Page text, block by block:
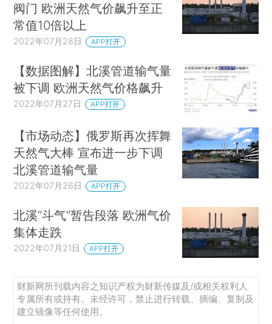
阀门 欧洲天然气价飙升至正
常值10倍以上
2022年07月28日 APP打开
【数据图解】北溪管道输气量
被下调 欧洲天然气价格飙升
2022年07月27日 APP打开
【市场动态】俄罗斯再次挥舞
天然气大棒 宣布进一步下调
北溪管道输气量
2022年07月26日 APP打开
北溪“斗气”暂告段落 欧洲气价
集体走跌
2022年07月21日 APP打开
财新网所刊载内容之知识产权为财新传媒及/或相关权利人
专属所有或持有。未经许可，禁止进行转载、摘编、复制及
建立镜像等任何使用。